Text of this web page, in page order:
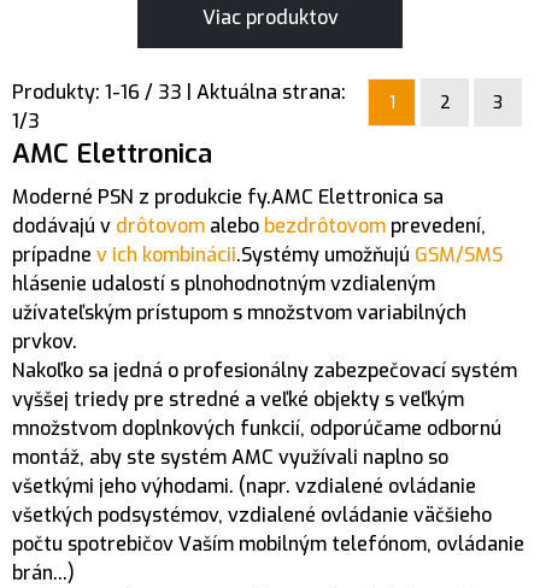
Viac produktov
1 2 3
Produkty: 1-16 / 33 | Aktuálna strana:
1/3
AMC Elettronica
Moderné PSN z produkcie fy.AMC Elettronica sa
dodávajú v drôtovom alebo bezdrôtovom prevedení,
prípadne v ich kombinácii.Systémy umožňujú GSM/SMS
hlásenie udalostí s plnohodnotným vzdialeným
užívateľským prístupom s množstvom variabilných
prvkov.
Nakoľko sa jedná o profesionálny zabezpečovací systém
vyššej triedy pre stredné a veľké objekty s veľkým
množstvom doplnkových funkcií, odporúčame odbornú
montáž, aby ste systém AMC využívali naplno so
všetkými jeho výhodami. (napr. vzdialené ovládanie
všetkých podsystémov, vzdialené ovládanie väčšieho
počtu spotrebičov Vaším mobilným telefónom, ovládanie
brán...)